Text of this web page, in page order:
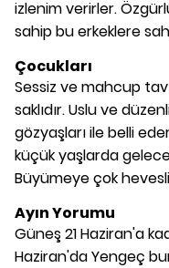
izlenim verirler.
sahip bu erkeklere
Çocukları
Sessiz ve mahcup
saklıdır. Uslu ve
gözyaşları ile belli
küçük yaşlarda
Büyümeye çok
Ayın Yorumu
Güneş 21 Haziran'a
Haziran'da Yengeç